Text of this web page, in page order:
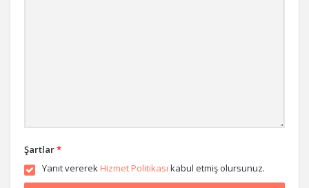
Şartlar*
Yanıt vererek Hizmet Politikası kabul etmiş olursunuz.